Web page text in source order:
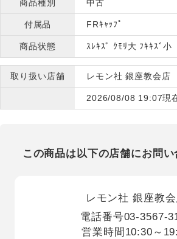
商品種別 中古
付属品 FRｷｬｯﾌﾟ
商品状態 ｽﾚｷｽﾞ ｸﾓﾘ大 ﾌｷｷｽﾞ小
取り扱い店舗 レモン社 銀座教会店
2026/08/08 19:07現
この商品は以下の店舗にお問
レモン社 銀座教
電話番号03-3567-
営業時間 10:30～